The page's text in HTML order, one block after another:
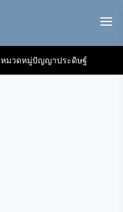
หมวดหมู่ปัญญาประดิษฐ์